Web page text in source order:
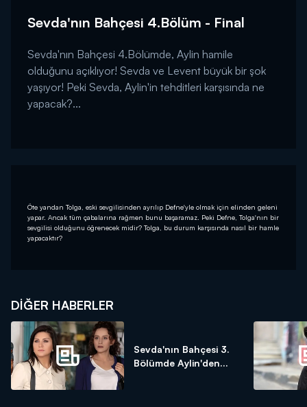
Sevda'nın Bahçesi 4.Bölüm - Final
Sevda'nın Bahçesi 4.Bölümde, Aylin hamile
olduğunu açıklıyor! Sevda ve Levent büyük bir şok
yaşıyor! Peki Sevda, Aylin'in tehditleri karşısında ne
yapacak?...
Öte yandan Tolga, eski sevgilisinden ayrılıp Defne'yle olmak için elinden geleni
yapar. Ancak tüm çabalarına rağmen bunu başaramaz. Peki Defne, Tolga'nın bir
sevgilisi olduğunu öğrenecek midir? Tolga, bu durum karşısında nasıl bir hamle
yapacaktır?
DIĞER HABERLER
Sevda'nın Bahçesi 3.
Bölümde Aylin'den...